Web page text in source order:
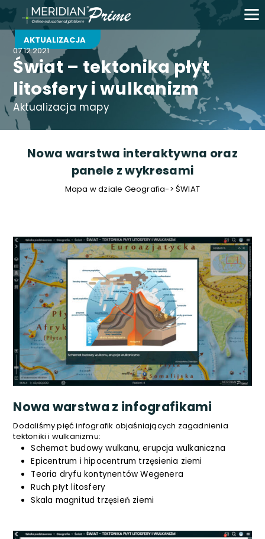
AKTUALIZACJA
07.12.2021
Świat – tektonika płyt
litosfery i wulkanizm
Aktualizacja mapy
Nowa warstwa interaktywna oraz
panele z wykresami
Mapa w dziale Geografia-> ŚWIAT
Nowa warstwa z infografikami
Dodaliśmy pięć infografik objaśniających zagadnienia
tektoniki i wulkanizmu:
Schemat budowy wulkanu, erupcja wulkaniczna
Epicentrum i hipocentrum trzęsienia ziemi
Teoria dryfu kontynentów Wegenera
Ruch płyt litosfery
Skala magnitud trzęsień ziemi